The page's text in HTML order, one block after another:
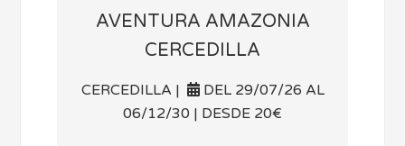
AVENTURA AMAZONIA
CERCEDILLA
CERCEDILLA |
DEL 29/07/26 AL
06/12/30 | DESDE 20€